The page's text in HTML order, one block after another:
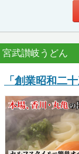
宮武讃岐うどん
「創業昭和二